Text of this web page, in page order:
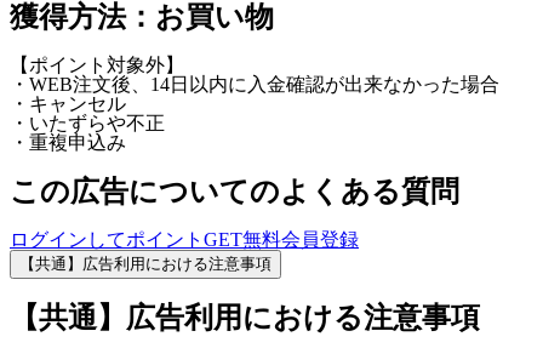
獲得方法：お買い物
【ポイント対象外】
・WEB注文後、14日以内に入金確認が出来なかった場合
・キャンセル
・いたずらや不正
・重複申込み
この広告についてのよくある質問
ログインしてポイントGET無料会員登録
【共通】広告利用における注意事項
【共通】広告利用における注意事項